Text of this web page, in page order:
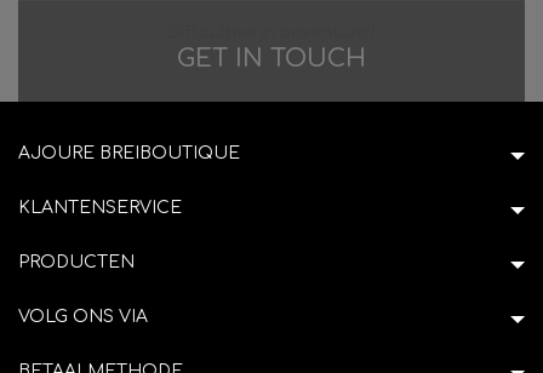
GET IN TOUCH
AJOURE BREIBOUTIQUE
KLANTENSERVICE
PRODUCTEN
VOLG ONS VIA